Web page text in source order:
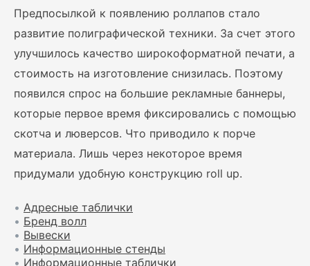
Предпосылкой к появлению роллапов стало
развитие полиграфической техники. За счет этого
улучшилось качество широкоформатной печати, а
стоимость на изготовление снизилась. Поэтому
появился спрос на большие рекламные баннеры,
которые первое время фиксировались с помощью
скотча и люверсов. Что приводило к порче
материала. Лишь через некоторое время
придумали удобную конструкцию roll up.
• Адресные таблички
• Бренд волл
• Вывески
• Информационные стенды
• Информационные таблички